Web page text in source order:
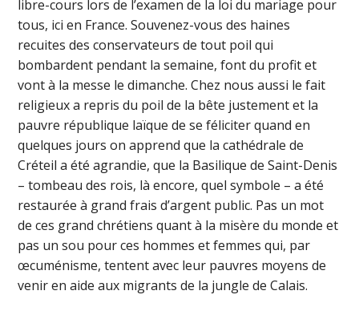
libre-cours lors de l’examen de la loi du mariage pour
tous, ici en France. Souvenez-vous des haines
recuites des conservateurs de tout poil qui
bombardent pendant la semaine, font du profit et
vont à la messe le dimanche. Chez nous aussi le fait
religieux a repris du poil de la bête justement et la
pauvre république laïque de se féliciter quand en
quelques jours on apprend que la cathédrale de
Créteil a été agrandie, que la Basilique de Saint-Denis
– tombeau des rois, là encore, quel symbole – a été
restaurée à grand frais d’argent public. Pas un mot
de ces grand chrétiens quant à la misère du monde et
pas un sou pour ces hommes et femmes qui, par
œcuménisme, tentent avec leur pauvres moyens de
venir en aide aux migrants de la jungle de Calais.